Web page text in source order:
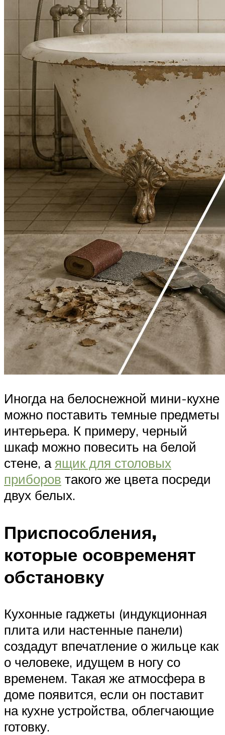
Иногда на белоснежной мини-кухне
можно поставить темные предметы
интерьера. К примеру, черный
шкаф можно повесить на белой
стене, аящик для столовых
приборов такого же цвета посреди
двух белых.
Приспособления,
которые осовременят
обстановку
Кухонные гаджеты (индукционная
плита или настенные панели)
создадут впечатление о жильце как
о человеке, идущем в ногу со
временем. Такая же атмосфера в
доме появится, если он поставит
на кухне устройства, облегчающие
готовку.